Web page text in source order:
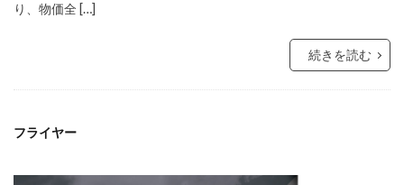
り、物価全 […]
続きを読む
フライヤー